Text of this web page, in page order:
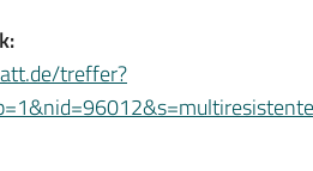
treffer?